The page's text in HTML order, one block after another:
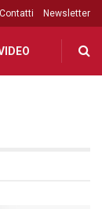
Contatti Newsletter